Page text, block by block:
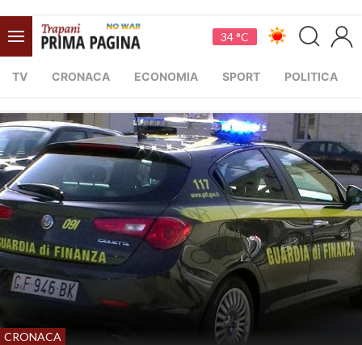
34 °C
TV CRONACA ECONOMIA SPORT POLITICA
CRONACA